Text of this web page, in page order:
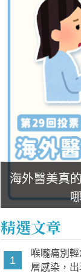
海外醫美真
精選文章
1
喉嚨痛別
層感染，